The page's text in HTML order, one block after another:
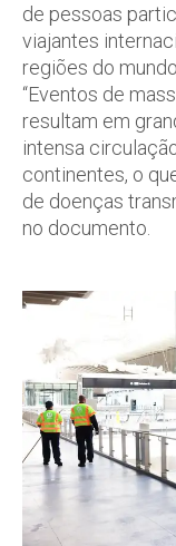
de pessoas
viajantes
regiões do mundo.
“Eventos de
resultam em
intensa
continentes, o
de doenças
no documento.